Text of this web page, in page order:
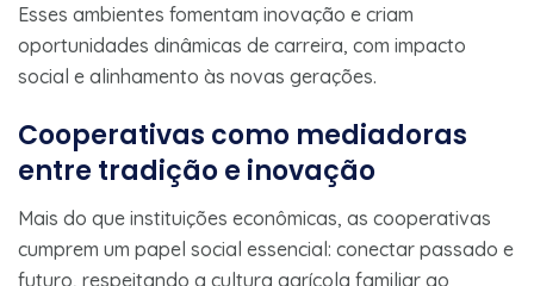
Esses ambientes fomentam inovação e criam
oportunidades dinâmicas de carreira, com impacto
social e alinhamento às novas gerações.
Cooperativas como mediadoras
entre tradição e inovação
Mais do que instituições econômicas, as cooperativas
cumprem um papel social essencial: conectar passado e
futuro, respeitando a cultura agrícola familiar ao